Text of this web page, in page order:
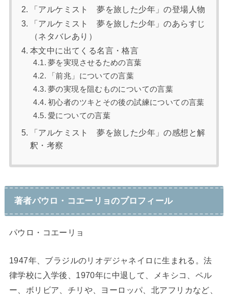
「アルケミスト 夢を旅した少年」の登場人物
「アルケミスト 夢を旅した少年」のあらすじ
（ネタバレあり）
本文中に出てくる名言・格言
夢を実現させるための言葉
「前兆」についての言葉
夢の実現を阻むものについての言葉
初心者のツキとその後の試練についての言葉
愛についての言葉
「アルケミスト 夢を旅した少年」の感想と解
釈・考察
著者パウロ・コエーリョのプロフィール
パウロ・コエーリョ
1947年、ブラジルのリオデジャネイロに生まれる。法
律学校に入学後、1970年に中退して、メキシコ、ペル
ー、ボリビア、チリや、ヨーロッパ、北アフリカなど、